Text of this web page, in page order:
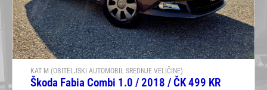
KAT M (OBITELJSKI AUTOMOBIL SREDNJE VELIČINE)
Škoda Fabia Combi 1.0 / 2018 / ČK 499 KR